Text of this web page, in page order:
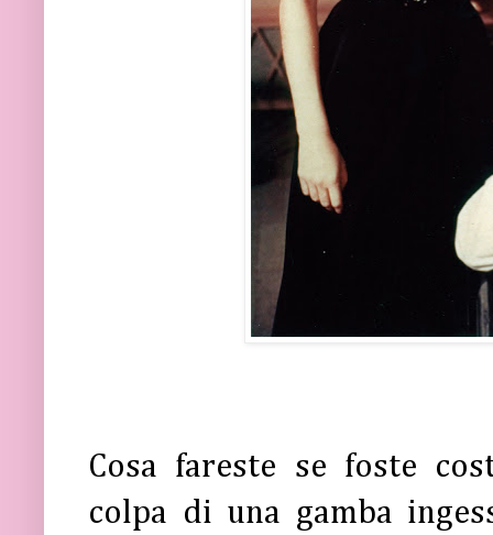
Cosa fareste se foste
colpa di una gamba